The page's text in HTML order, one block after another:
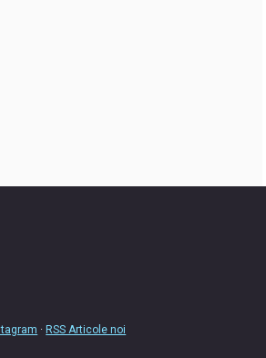
·RSS Articole noi